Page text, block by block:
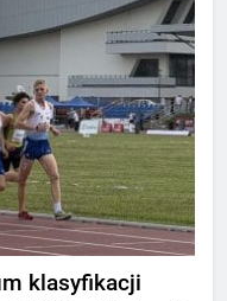
klasyfikacji